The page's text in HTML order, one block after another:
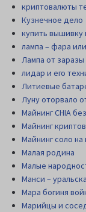
криптовалюты
Кузнечное дело
купить вышивку
лампа – фара
Лампа от
лидар и его
Литиевые
Луну оторвало
Майнинг CHIA
Майнинг
Майнинг соло
Малая родина
Малые
Манси –
Мара богиня
Марийцы и